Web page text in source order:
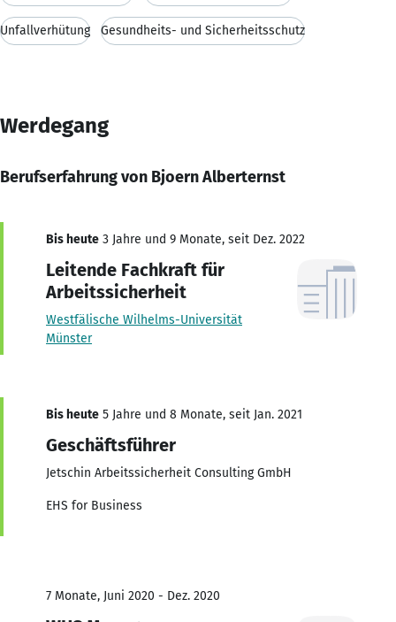
Unfallverhütung Gesundheits- und Sicherheitsschutz
Werdegang
Berufserfahrung von Bjoern Alberternst
Bis heute 3 Jahre und 9 Monate, seit Dez. 2022
Leitende Fachkraft für
Arbeitssicherheit
Westfälische Wilhelms-Universität
Münster
Bis heute 5 Jahre und 8 Monate, seit Jan. 2021
Geschäftsführer
Jetschin Arbeitssicherheit Consulting GmbH
EHS for Business
7 Monate, Juni 2020 - Dez. 2020